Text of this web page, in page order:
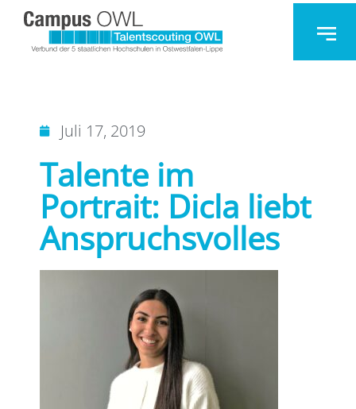
Juli 17, 2019
Talente im
Portrait: Dicla liebt
Anspruchsvolles